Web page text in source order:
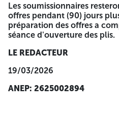
activité principal catégories
-Capacités financières:
bilans indiqués par les
bancaires de trois années
de dix million DA (10 000
-Capacité technique : moyens
cour de validité. Et en cas de
Les soumissionnaires
offres pendant (90) jours
préparation des offres a
séance d'ouverture des plis.
LE REDACTEUR
19/03/2026
ANEP: 2625002894